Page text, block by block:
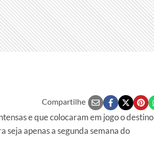
Compartilhe
e que colocaram em jogo o destino
apenas a segunda semana do